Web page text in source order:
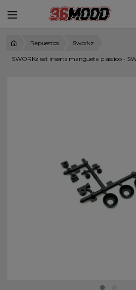
Repuestos Sworkz
SWORKz set inserts mangueta plástico -